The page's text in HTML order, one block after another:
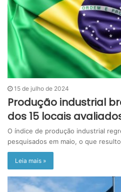
15 de julho de 2024
Produção industrial
dos 15 locais
O índice de produção industrial
pesquisados em maio, o que
Leia mais »